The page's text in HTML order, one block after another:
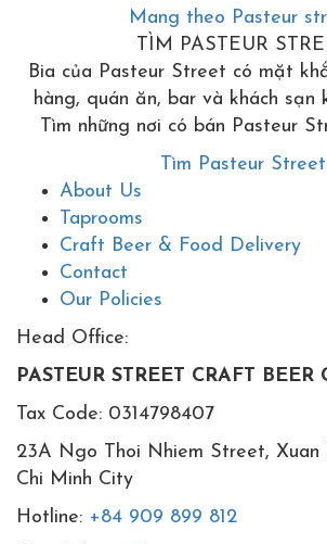
Mang theo Pasteur
TÌM PASTEUR
Bia của Pasteur Street có mặt
hàng, quán ăn, bar và khách sạn
Tìm những nơi có bán Pasteur
Tìm Pasteur Street
About Us
Taprooms
Craft Beer & Food Delivery
Contact
Our Policies
Head Office:
PASTEUR STREET CRAFT BEER
Tax Code: 0314798407
23A Ngo Thoi Nhiem Street, Xuan
Chi Minh City
Hotline: +84 909 899 812